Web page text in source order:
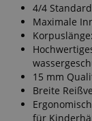
4/4
Maximale
15 mm
Breite
für